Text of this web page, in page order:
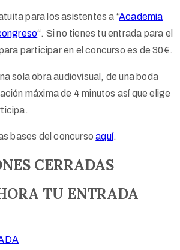
para los asistentes a “Academia
“. Si no tienes tu entrada para el
participar en el concurso es de 30€.
sola obra audiovisual, de una boda
máxima de 4 minutos así que elige
bases del concursoaquí.
CERRADAS
TU ENTRADA